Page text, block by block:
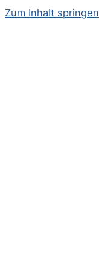
Zum Inhalt springen